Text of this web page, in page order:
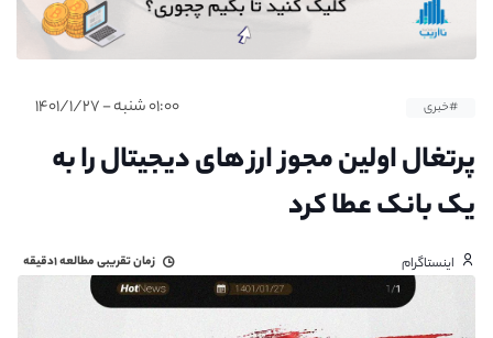
#خبری ۰۱:۰۰ شنبه - ۱۴۰۱/۱/۲۷
پرتغال اولین مجوز ارز های دیجیتال را به
یک بانک عطا کرد
اینستاگرام زمان تقریبی مطالعه۱دقیقه